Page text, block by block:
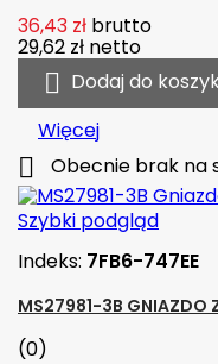
36,43 zł brutto
29,62 zł netto
 Dodaj do
Więcej
 Obecnie brak na
Szybki podgląd
Indeks: 7FB6-747EE
MS27981-3B GNIAZDO
(0)